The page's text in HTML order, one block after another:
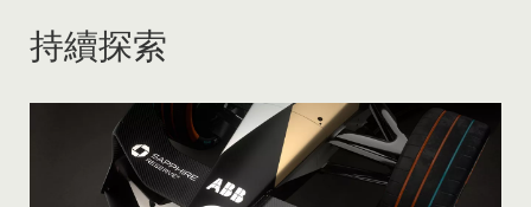
持續探索